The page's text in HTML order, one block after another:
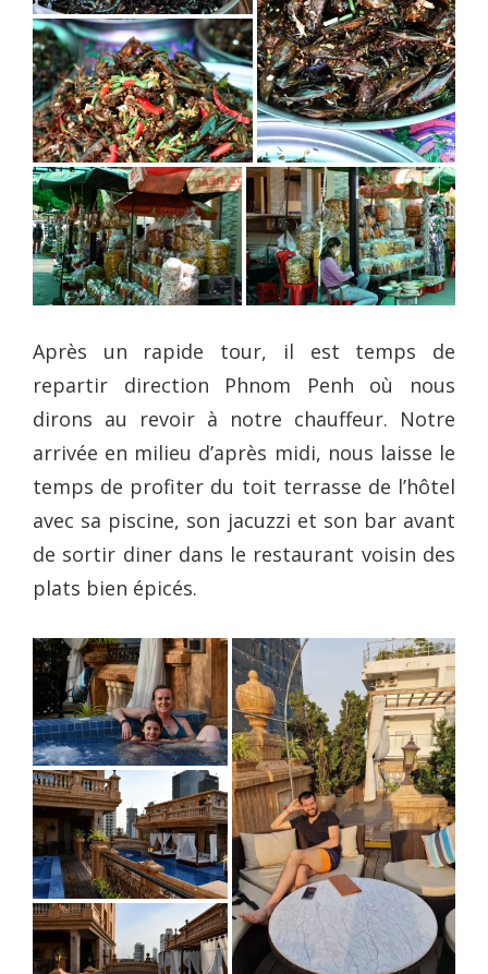
Après un rapide tour, il est temps de
repartir direction Phnom Penh où nous
dirons au revoir à notre chauffeur. Notre
arrivée en milieu d’après midi, nous laisse le
temps de profiter du toit terrasse de l’hôtel
avec sa piscine, son jacuzzi et son bar avant
de sortir diner dans le restaurant voisin des
plats bien épicés.